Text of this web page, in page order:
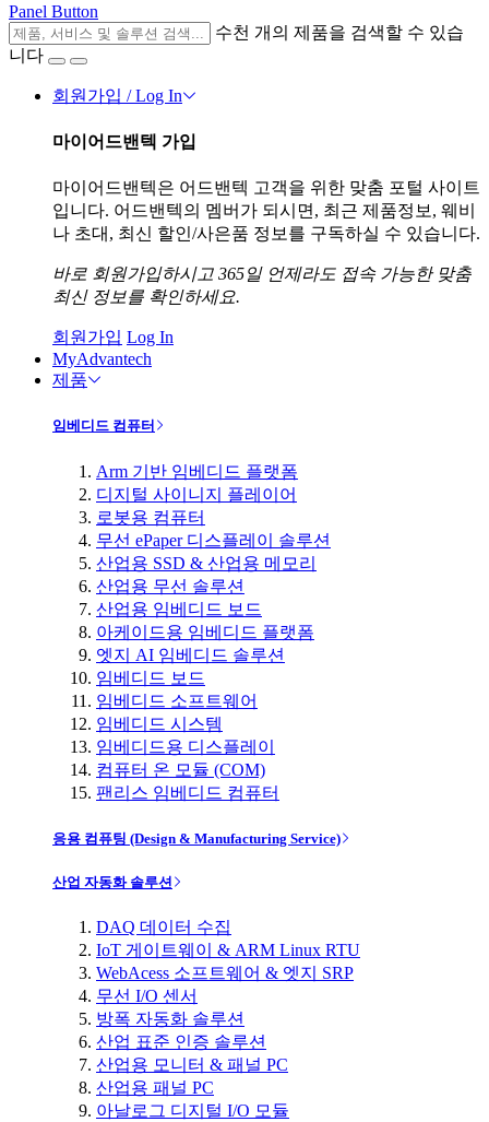
Panel Button
수천 개의 제품을 검색할 수 있습
니다
회원가입 / Log In
마이어드밴텍 가입
마이어드밴텍은 어드밴텍 고객을 위한 맞춤 포털 사이트
입니다. 어드밴텍의 멤버가 되시면, 최근 제품정보, 웨비
나 초대, 최신 할인/사은품 정보를 구독하실 수 있습니다.
바로 회원가입하시고 365일 언제라도 접속 가능한 맞춤
최신 정보를 확인하세요.
회원가입 Log In
MyAdvantech
제품
임베디드 컴퓨터
Arm 기반 임베디드 플랫폼
디지털 사이니지 플레이어
로봇용 컴퓨터
무선 ePaper 디스플레이 솔루션
산업용 SSD & 산업용 메모리
산업용 무선 솔루션
산업용 임베디드 보드
아케이드용 임베디드 플랫폼
엣지 AI 임베디드 솔루션
임베디드 보드
임베디드 소프트웨어
임베디드 시스템
임베디드용 디스플레이
컴퓨터 온 모듈 (COM)
팬리스 임베디드 컴퓨터
응용 컴퓨팅 (Design & Manufacturing Service)
산업 자동화 솔루션
DAQ 데이터 수집
IoT 게이트웨이 & ARM Linux RTU
WebAcess 소프트웨어 & 엣지 SRP
무선 I/O 센서
방폭 자동화 솔루션
산업 표준 인증 솔루션
산업용 모니터 & 패널 PC
산업용 패널 PC
아날로그 디지털 I/O 모듈